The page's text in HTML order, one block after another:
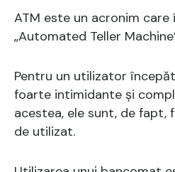
ATM este un acronim care
„Automated Teller
Pentru un utilizator
foarte intimidante și
acestea, ele sunt, de fapt,
de utilizat.